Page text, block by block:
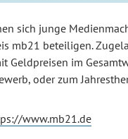
sich junge
mb21 beteiligen.
Geldpreisen im
oder zum
www.mb21.de